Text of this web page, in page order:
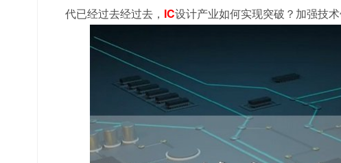
代已经过去经过去， IC设计产业如何实现突破？加强技